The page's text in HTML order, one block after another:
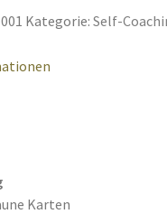
Kategorie:Self-
Karten